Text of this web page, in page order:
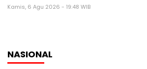
Kamis, 6 Agu 2026 - 19:48 WIB
NASIONAL